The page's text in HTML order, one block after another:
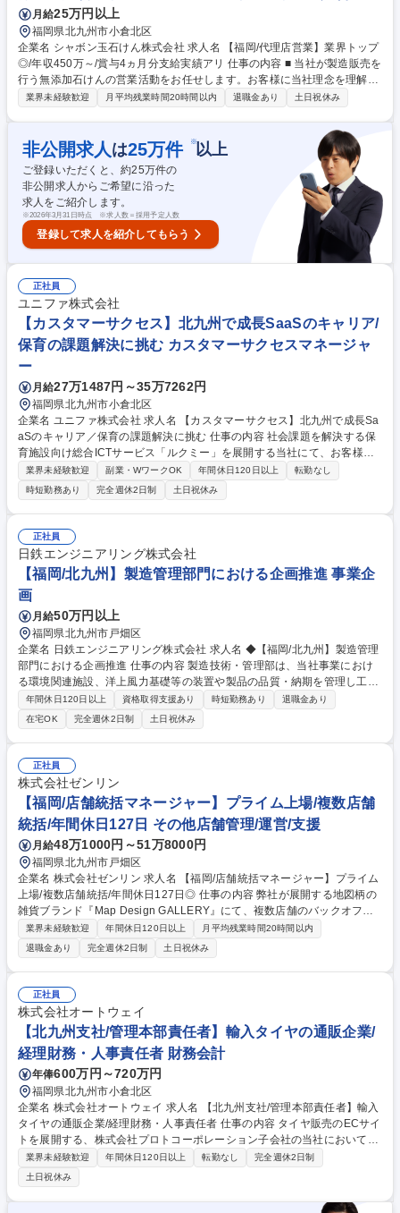
月給25万円以上
福岡県北九州市小倉北区
企業名 シャボン玉石けん株式会社 求人名 【福岡/代理店営業】業界トップ
◎/年収450万～/賞与4ヵ月分支給実績アリ 仕事の内容 ■ 当社が製造販売を
行う無添加石けんの営業活動をお任せします。お客様に当社理念を理解し
ていただくことで商品の販売に繋げます。単なる営業活動だけではなく、
ラッグストアなど小売企業様への営業活動がメイン業務となります。日用
品・化粧品の卸会社様を通じて、自社商品が定番棚に採用されるように商
談を行います。 ■自社についての説明や商品説明、棚割り提案、工場見学
誘致、商品説明会実施など ■月に1～3回、平均して3泊程度の出張があり
ます。 募集職種 【福岡/代理店営業】業界トップ◎/年収450万～/賞与4ヵ
月分支給実績アリ
業界未経験歓迎 月平均残業時間20時間以内 退職金あり 土日祝休み
非公開求人 は25万件 ※以上
ご登録いただくと、約25万件の
非公開求人からご希望に沿った
求人をご紹介します。
※2026年3月31日時点 ※求人数＝採用予定人数
登録して求人を紹介してもらう
正社員
ユニファ株式会社
【カスタマーサクセス】北九州で成長SaaSのキャリア/
保育の課題解決に挑む カスタマーサクセスマネージャ
ー
月給27万1487円～35万7262円
福岡県北九州市小倉北区
企業名 ユニファ株式会社 求人名 【カスタマーサクセス】北九州で成長Sa
aSのキャリア／保育の課題解決に挑む 仕事の内容 社会課題を解決する保
育施設向け総合ICTサービス「ルクミー」を展開する当社にて、お客様に
伴走しながらサービスの定着を支え、より多くの保育現場へ価値を届けて
いくカスタマーサクセス業務を担当いただきます！ 【具体的には】■顧客
への提供価値最大化に向けた活用・定着支援 ■現場の課題解決や運用提案
■継続利用率やアクティブユーザー向上のための施策立案・実行 ■現場の
声を開発チームへフィードバックし、プロダクト改善へ繋げる業務【仕事
の魅力】全国の保育施設に導入される自社サービスの定着を最前線で支援
するため、保育士の負担軽減や子どもと向き合う時間の創出といった社会
課題の解決を直接実感できます。 募集職種 【カスタマーサクセス】北九
州で成長SaaSのキャリア／保育の課題解決に挑む
業界未経験歓迎 副業・WワークOK 年間休日120日以上
転勤なし
時短勤務あり
完全週休2日制 土日祝休み
正社員
日鉄エンジニアリング株式会社
【福岡/北九州】製造管理部門における企画推進 事業企
画
月給50万円以上
福岡県北九州市戸畑区
企業名 日鉄エンジニアリング株式会社 求人名 ◆【福岡/北九州】製造管理
部門における企画推進 仕事の内容 製造技術・管理部は、当社事業におけ
る環境関連施設、洋上風力基礎等の装置や製品の品質・納期を管理し工事
現場へ安定供給する役割を担います。 本業務では、全ての装置・製品を社
外メーカーに発注するため、一品一様の“ものづくり”を管理する要領を理
解し、組織運用における課題抽出・施策立案を推進して実行管理する部隊
へ落とし込んでいく必要があります。具体的には、事業戦略に紐づいた人
員配置と育成計画策定・業務要領プロセスの改善・サプライチェーンの構
築などです。 募集職種 ◆【福岡/北九州】製造管理部門における企画推進
年間休日120日以上 資格取得支援あり 時短勤務あり
退職金あり
在宅OK
完全週休2日制 土日祝休み
正社員
株式会社ゼンリン
【福岡/店舗統括マネージャー】プライム上場/複数店舗
統括/年間休日127日 その他店舗管理/運営/支援
月給48万1000円～51万8000円
福岡県北九州市戸畑区
企業名 株式会社ゼンリン 求人名 【福岡/店舗統括マネージャー】プライム
上場/複数店舗統括/年間休日127日◎ 仕事の内容 弊社が展開する地図柄の
雑貨ブランド『Map Design GALLERY』にて、複数店舗のバックオフィ
ス業務を担う部署の組織マネージメントをお任せします。 売上の最大化に
向けた店舗運営戦略の立案・推進や、バックオフィス業務の効率化を通し
て、店舗と本部の連携強化および業績向上の実現を目指すポジションで
す。 【具体的には】■組織のマネージメント ■店舗バックオフィス業務 ■
店舗運営戦略の立案・推進 募集職種 【福岡/店舗統括マネージャー】プラ
イム上場/複数店舗統括/年間休日127日◎
業界未経験歓迎 年間休日120日以上
月平均残業時間20時間以内
退職金あり
完全週休2日制 土日祝休み
正社員
株式会社オートウェイ
【北九州支社/管理本部責任者】輸入タイヤの通販企業/
経理財務・人事責任者 財務会計
年俸600万円～720万円
福岡県北九州市小倉北区
企業名 株式会社オートウェイ 求人名 【北九州支社/管理本部責任者】輸入
タイヤの通販企業/経理財務・人事責任者 仕事の内容 タイヤ販売のECサイ
トを展開する、株式会社プロトコーポレーション子会社の当社において、
管理本部の責任者として、全体の業務をお任せします。 【業務詳細】■予
算、決算、損益対策業務 ■資金繰り、銀行対応等、財務管理業務 ■社内規
定等、新設改訂業務 ■採用、人事評価等に関する業務 ■社員教育に関する
業務 ■法務全般(労働法/会社法)に関する業務、契約書リーガルチェック ■
業界未経験歓迎 年間休日120日以上 転勤なし
完全週休2日制
土日祝休み